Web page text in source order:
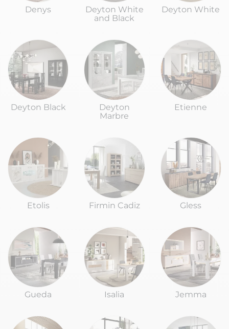
Denys
Deyton White
and Black
Deyton White
Deyton Black
Deyton
Marbre
Etienne
Etolis Firmin Cadiz Gless
Gueda Isalia Jemma